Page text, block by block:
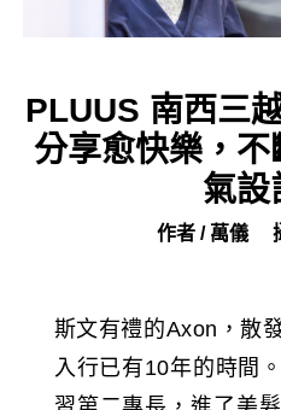
PLUUS 南西三
分享愈快樂，
氣設
作者 / 萬儀
斯文有禮的Axon，散
入行已有10年的時間